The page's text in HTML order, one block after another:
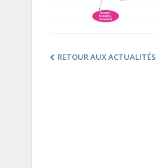
RETOUR AUX ACTUALITÉS